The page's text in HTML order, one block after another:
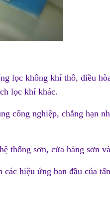
lọc không khí thô, điều
lọc khí khác.
công nghiệp, chẳng hạn
thống sơn, cửa hàng sơn
hiệu ứng ban đầu của